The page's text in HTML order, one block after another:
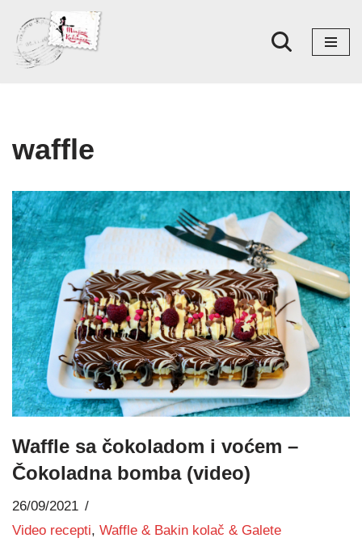
Skoči
na
waffle
Waffle sa čokoladom i voćem –
Čokoladna bomba (video)
26/09/2021
Video recepti, Waffle & Bakin kolač & Galete